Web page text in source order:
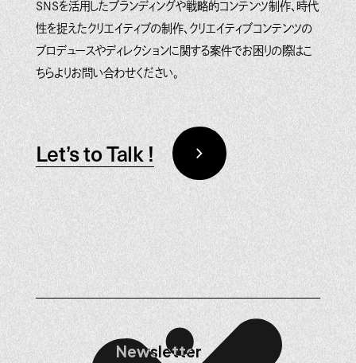
SNSを活用したブランディングや戦略的コンテンツ制作、時代
性を捉えたクリエイティブの制作、クリエイティブコンテンツの
プロデュースやディレクションに関する案件でお困りの際はこ
ちらよりお問い合わせください。
Let’s to Talk !
Newsletter